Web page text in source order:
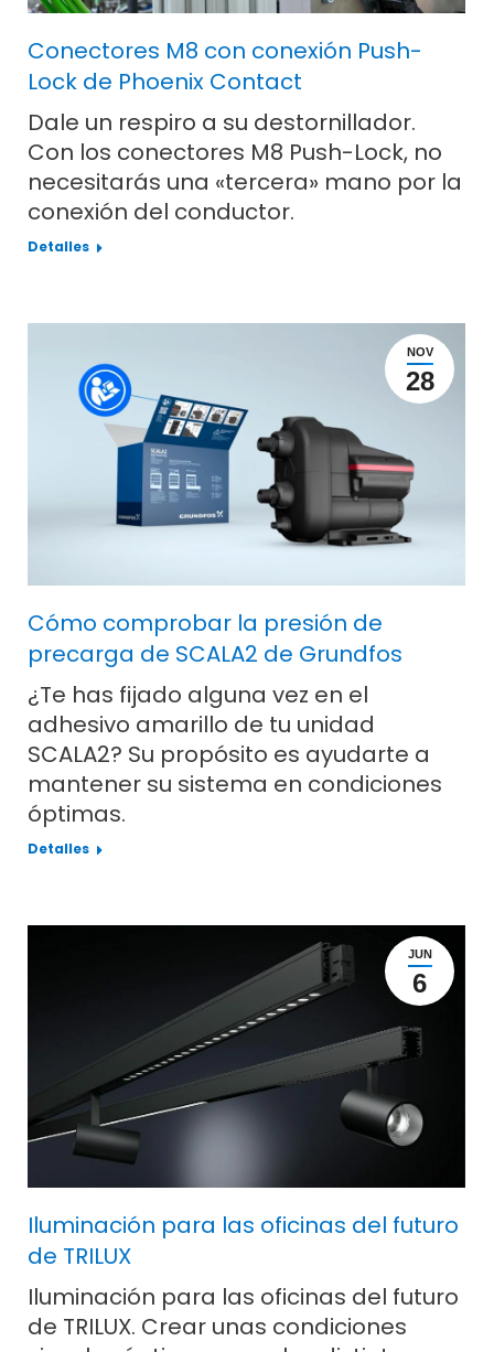
Conectores M8 con conexión Push-
Lock de Phoenix Contact
Dale un respiro a su destornillador.
Con los conectores M8 Push-Lock, no
necesitarás una «tercera» mano por la
conexión del conductor.
Detalles
NOV
28
Cómo comprobar la presión de
precarga de SCALA2 de Grundfos
¿Te has fijado alguna vez en el
adhesivo amarillo de tu unidad
SCALA2? Su propósito es ayudarte a
mantener su sistema en condiciones
óptimas.
Detalles
JUN
6
Iluminación para las oficinas del futuro
de TRILUX
Iluminación para las oficinas del futuro
de TRILUX. Crear unas condiciones